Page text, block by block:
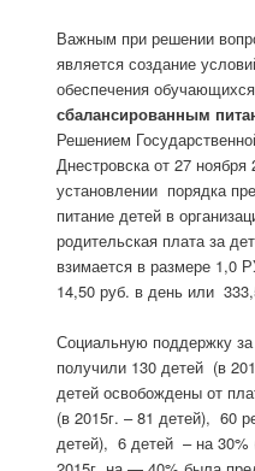
Важным при решении
является создание
обеспечения
сбалансированным
Решением
Днестровска от 27
установлении порядка
питание детей в
родительская плата за
взимается в размере 1,0
14,50 руб. в день или
Социальную поддержку
получили 130 детей (в
детей освобождены от
(в 2015г. – 81 детей), 60
детей), 6 детей – на 30%